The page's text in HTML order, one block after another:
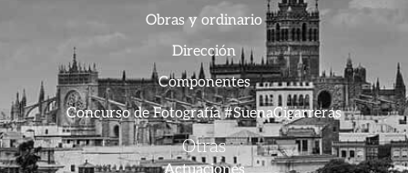
Obras y ordinario
Dirección
Componentes
Concurso de Fotografía #SuenaCigarreras
Otras